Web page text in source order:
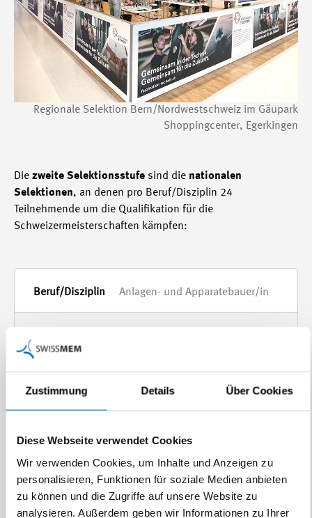
Zustimmung Details Über Cookies
Diese Webseite verwendet Cookies
Wir verwenden Cookies, um Inhalte und Anzeigen zu
personalisieren, Funktionen für soziale Medien anbieten
zu können und die Zugriffe auf unsere Website zu
analysieren. Außerdem geben wir Informationen zu Ihrer
Regionale Selektion Bern/Nordwestschweiz im Gäupark
Shoppingcenter, Egerkingen
Die zweite Selektionsstufe sind die nationalen
Selektionen, an denen pro Beruf/Disziplin 24
Teilnehmende um die Qualifikation für die
Schweizermeisterschaften kämpfen:
Anlagen- und Apparatebauer/in
Automatiker/in
Festo AG, Lupfig